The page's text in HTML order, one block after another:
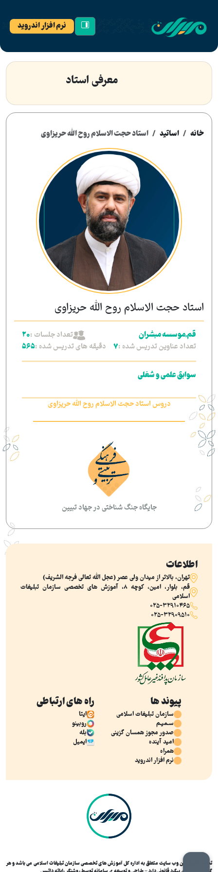
نرم افزار اندروید
معرفی استاد
خانه اساتید استاد حجت الاسلام روح الله حریزاوی
استاد حجت الاسلام روح الله حریزاوی
قم,موسسه مبشران تعداد جلسات :20
تعداد عناوین تدریس شده :7 دقیقه های تدریس شده :565
سوابق علمی و شغلی
دروس استاد حجت الاسلام روح الله حریزاوی
جایگاه جنگ شناختی در جهاد تبیین
اطلاعات
تهران، بالاتر از ميدان ولي عصر (عجل‌ الله‌ تعالی‌ فرجه‌ الشریف)
قم، بلوار، امین، کوچه 8، آموزش های تخصصی سازمان تبلیغات
اسلامی
025-32910465
025-32909510
پیوند ها
سازمان تبلیغات اسلامی
سـمیـم
صدور مجوز همسان گزینی
امید آینده
همراه
نرم افزار اندروید
راه های ارتباطی
ایتا
روبینو
بله
ایمیل
تمامی حقوق این وب سایت متعلق به اداره کل آموزش های تخصصی سازمان تبلیغات اسلامی می باشد و هر